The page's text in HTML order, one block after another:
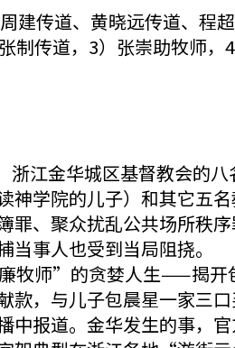
建传道、黄晓远传道、程
制传道，3）张崇助牧师
江金华城区基督教会的
学院的儿子）和其它五
、聚众扰乱公共场所秩
事人也受到当局阻挠。
牧师”的贪婪人生——揭开
，与儿子包晨星一家三
报道。金华发生的事，